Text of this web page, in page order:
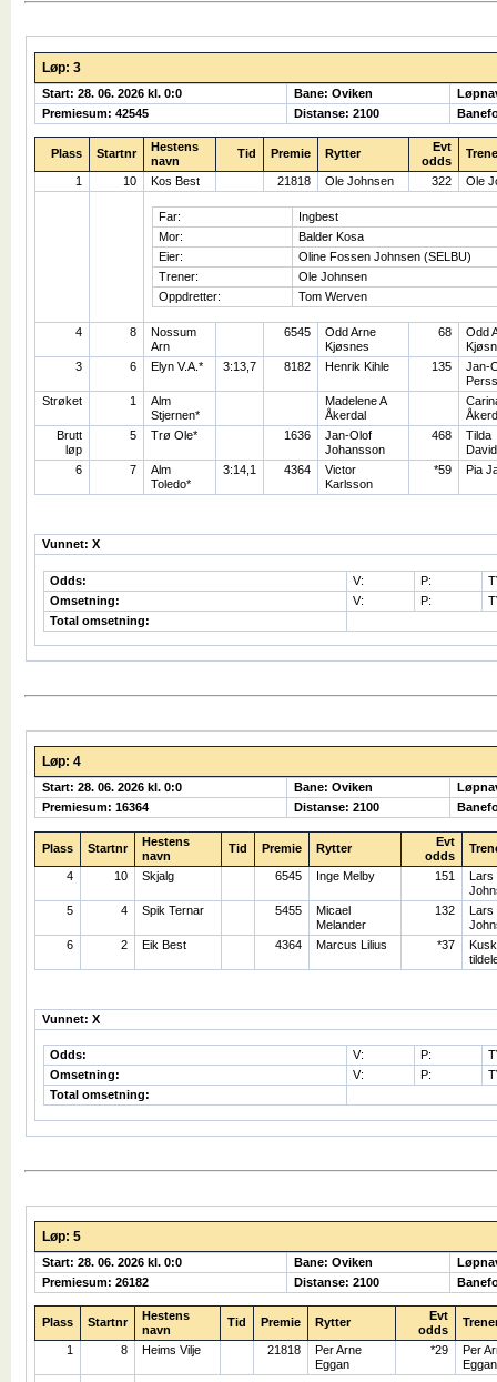
Løp: 3
Start: 28. 06. 2026 kl. 0:0 Bane: Oviken
Premiesum: 42545
Distanse: 2100
Plass Startnr
Hestens
navn
Tid Premie Rytter
Evt
odds
1 10 Kos Best 21818 Ole Johnsen 322 Ole
Far:
Ingbest
Mor:
Balder Kosa
Eier:
Oline Fossen Johnsen (SELBU)
Trener:
Ole Johnsen
Oppdretter:
Tom Werven
4 8
Nossum
Arn
6545
Odd Arne
Kjøsnes
68
Odd
3
6 Elyn V.A.* 3:13,7 8182 Henrik Kihle 135
Jan-
Strøket
1
Alm
Stjernen*
Madelene A
Åkerdal
Brutt
løp
5 Trø Ole* 1636
Jan-Olof
Johansson
468
Tilda
6
7
Alm
Toledo*
3:14,1 4364
Victor
Karlsson
*59 Pia
Vunnet: X
Odds: V: P:
Omsetning:
V: P:
Total omsetning:
Løp: 4
Start: 28. 06. 2026 kl. 0:0 Bane: Oviken
Premiesum: 16364
Distanse: 2100
Plass Startnr
Hestens
navn
Tid Premie Rytter
Evt
odds
4 10 Skjalg 6545 Inge Melby 151
Lars
5
4 Spik Ternar 5455
Micael
Melander
132
Lars
6
2 Eik Best 4364 Marcus Lilius *37
Kusk
Vunnet: X
Odds: V: P:
Omsetning:
V: P:
Total omsetning:
Løp: 5
Start: 28. 06. 2026 kl. 0:0 Bane: Oviken
Premiesum: 26182
Distanse: 2100
Plass Startnr
Hestens
navn
Tid Premie Rytter
Evt
odds
1 8 Heims Vilje 21818
Per Arne
Eggan
*29
Per
Eggan